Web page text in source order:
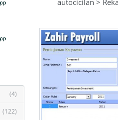
(4)
(122)
autocicilan >